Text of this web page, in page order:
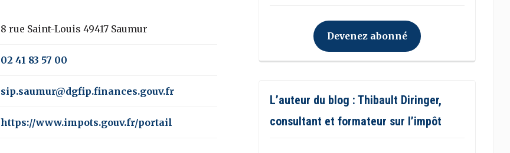
8 rue Saint-Louis 49417 Saumur
02 41 83 57 00
sip.saumur@dgfip.finances.gouv.fr
https://www.impots.gouv.fr/portail
Devenez abonné
L’auteur du blog : Thibault Diringer,
consultant et formateur sur l’impôt